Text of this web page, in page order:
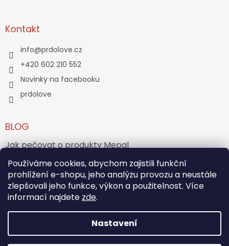
Používáme cookies, abychom zajistili funkční
prohlížení e-shopu, jeho analýzu provozu a neustále
zlepšovali jeho funkce, výkon a použitelnost. Více
informací najdete zde.
Nastavení
Kontakt
info@prdolove.cz
+420 602 210 552
Novinky na facebooku
prdolove
BLOG
Jak pečovat o produkty Mepal
Jak vznikl medvídek Teddy Bear?
ARCHIV
Vytvořil Shoptet